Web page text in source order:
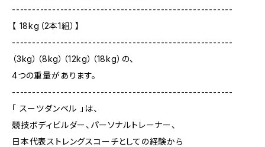
-------------------------------------------------------
【 18kg（2本1組）】
-------------------------------------------------------
（3kg）（8kg）（12kg）（18kg）の、
4つの重量があります。
-------------------------------------------------------
「 スーツダンベル 」は、
競技ボディビルダー、パーソナルトレーナー、
日本代表ストレングスコーチとしての経験から